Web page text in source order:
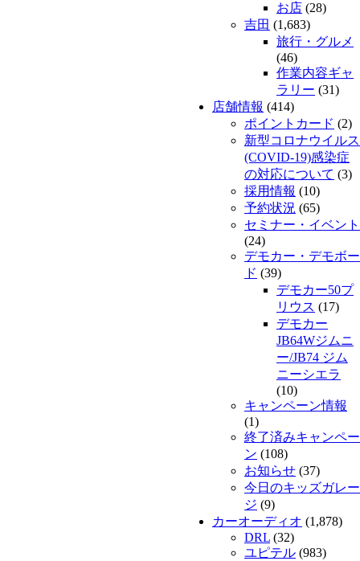
お店 (28)
吉田 (1,683)
旅行・グルメ
(46)
作業内容ギャ
ラリー (31)
店舗情報 (414)
ポイントカード (2)
新型コロナウイルス
(COVID-19)感染症
の対応について (3)
採用情報 (10)
予約状況 (65)
セミナー・イベント
(24)
デモカー・デモボー
ド (39)
デモカー50プ
リウス (17)
デモカー
JB64Wジムニ
ー/JB74 ジム
ニーシエラ
(10)
キャンペーン情報
(1)
終了済みキャンペー
ン (108)
お知らせ (37)
今日のキッズガレー
ジ (9)
カーオーディオ (1,878)
DRL (32)
ユピテル (983)